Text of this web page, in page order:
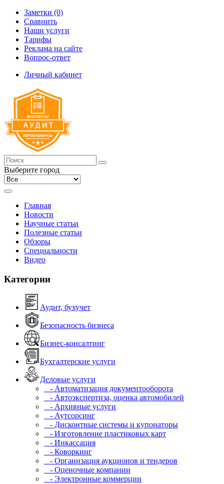
Заметки (0)
Сравнить
Наши услуги
Тарифы
Реклама на сайте
Вопрос-ответ
Личный кабинет
Выберите город
Главная
Новости
Научные статьи
Полезные статьи
Обзоры
Специальности
Видео
Категории
Аудит, бухучет
Безопасность бизнеса
Бизнес-консалтинг
Бухгалтерские услуги
Деловые услуги
- Автоматизация документооборота
- Автоэкспертиза, оценка автомобилей
- Архивные услуги
- Аутсорсинг
- Дисконтные системы и купонаторы
- Изготовление пластиковых карт
- Инкассация
- Коворкинг
- Организация аукционов и тендеров
- Оценочные компании
- Электронные коммерции